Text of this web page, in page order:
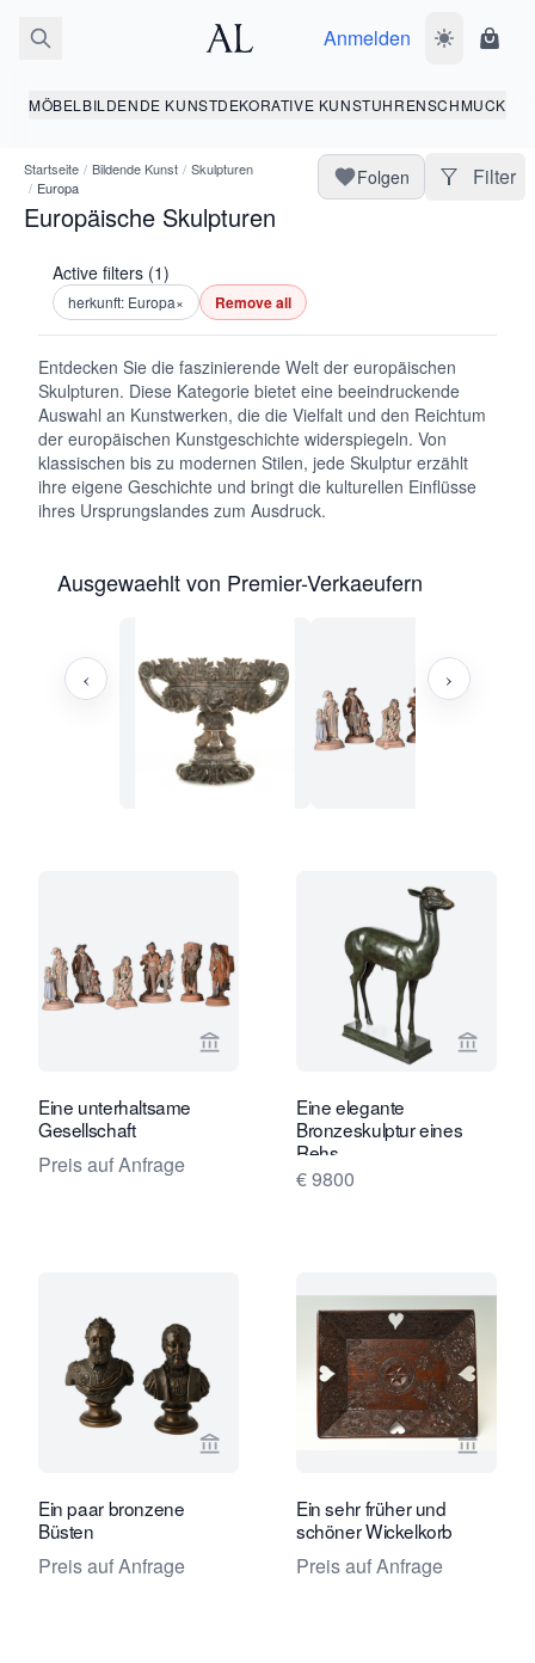
Anmelden
MÖBEL BILDENDE KUNSTDEKORATIVE KUNSTUHRENSCHMUCK
Startseite / Bildende Kunst / Skulpturen
/ Europa
Europäische Skulpturen
Folgen Filter
Active filters (1)
herkunft: Europa× Remove all
Entdecken Sie die faszinierende Welt der europäischen
Skulpturen. Diese Kategorie bietet eine beeindruckende
Auswahl an Kunstwerken, die die Vielfalt und den Reichtum
der europäischen Kunstgeschichte widerspiegeln. Von
klassischen bis zu modernen Stilen, jede Skulptur erzählt
ihre eigene Geschichte und bringt die kulturellen Einflüsse
ihres Ursprungslandes zum Ausdruck.
Ausgewaehlt von Premier-Verkaeufern
‹ ›
Verkaeuferseite von Limburg
Eine unterhaltsame
Gesellschaft
Preis auf Anfrage
Eine elegante
Bronzeskulptur eines
Rehs
€ 9800
Verkaeuferseite von Limburg
Ein paar bronzene
Büsten
Preis auf Anfrage
Ein sehr früher und
schöner Wickelkorb
Preis auf Anfrage